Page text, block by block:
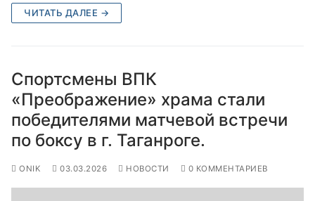
ЧИТАТЬ ДАЛЕЕ →
Спортсмены ВПК
«Преображение» храма стали
победителями матчевой встречи
по боксу в г. Таганроге.
ONIK 03.03.2026 НОВОСТИ 0 КОММЕНТАРИЕВ